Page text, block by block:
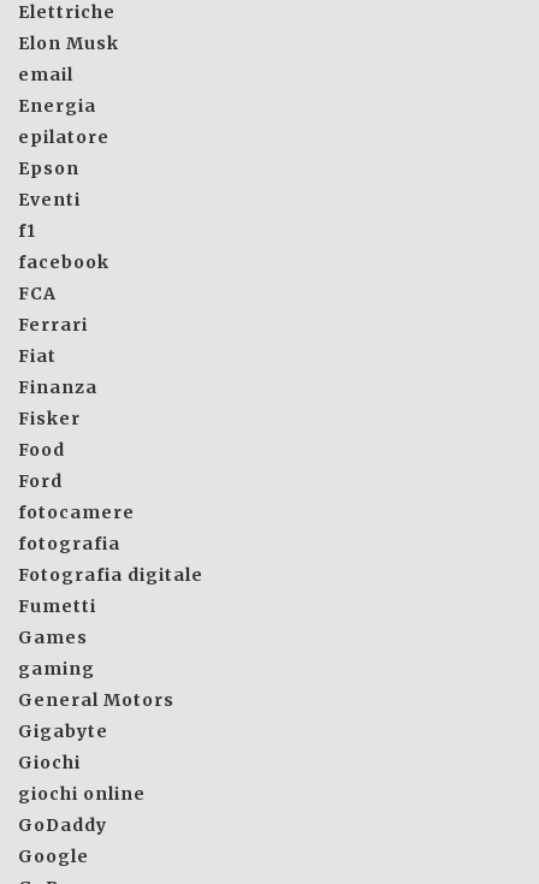
Elettriche
Elon Musk
email
Energia
epilatore
Epson
Eventi
f1
facebook
FCA
Ferrari
Fiat
Finanza
Fisker
Food
Ford
fotocamere
fotografia
Fotografia digitale
Fumetti
Games
gaming
General Motors
Gigabyte
Giochi
giochi online
GoDaddy
Google